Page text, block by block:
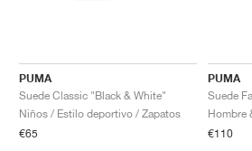
PUMA
Suede Classic "Black & White"
Niños / Estilo deportivo / Zapatos
€65
PUMA
€110